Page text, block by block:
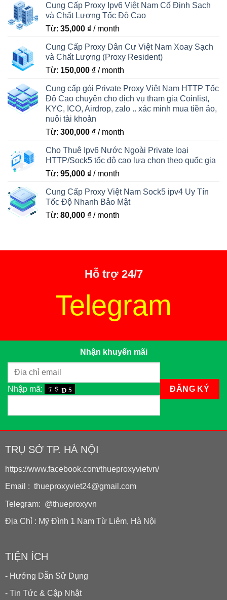
Cung Cấp Proxy Ipv6 Việt Nam Cố Định Sạch
và Chất Lượng Tốc Độ Cao
Từ: 35,000 ₫ / month
Cung Cấp Proxy Dân Cư Việt Nam Xoay Sạch
và Chất Lượng (Proxy Resident)
Từ: 150,000 ₫ / month
Cung cấp gói Private Proxy Việt Nam HTTP Tốc
Độ Cao chuyên cho dịch vụ tham gia Coinlist,
KYC, ICO, Airdrop, zalo .. xác minh mua tiền ảo,
nuôi tài khoản
Từ: 300,000 ₫ / month
Cho Thuê Ipv6 Nước Ngoài Private loại
HTTP/Sock5 tốc độ cao lựa chọn theo quốc gia
Từ: 95,000 ₫ / month
Cung Cấp Proxy Việt Nam Sock5 ipv4 Uy Tín
Tốc Độ Nhanh Bảo Mật
Từ: 80,000 ₫ / month
Hỗ trợ 24/7
Telegram
Nhận khuyến mãi
Nhập mã:
TRỤ SỞ TP. HÀ NỘI
https://www.facebook.com/thueproxyvietvn/
Email : thueproxyviet24@gmail.com
Telegram: @thueproxyvn
Địa Chỉ : Mỹ Đình 1 Nam Từ Liêm, Hà Nội
TIỆN ÍCH
- Hướng Dẫn Sử Dụng
- Tin Tức & Cập Nhật